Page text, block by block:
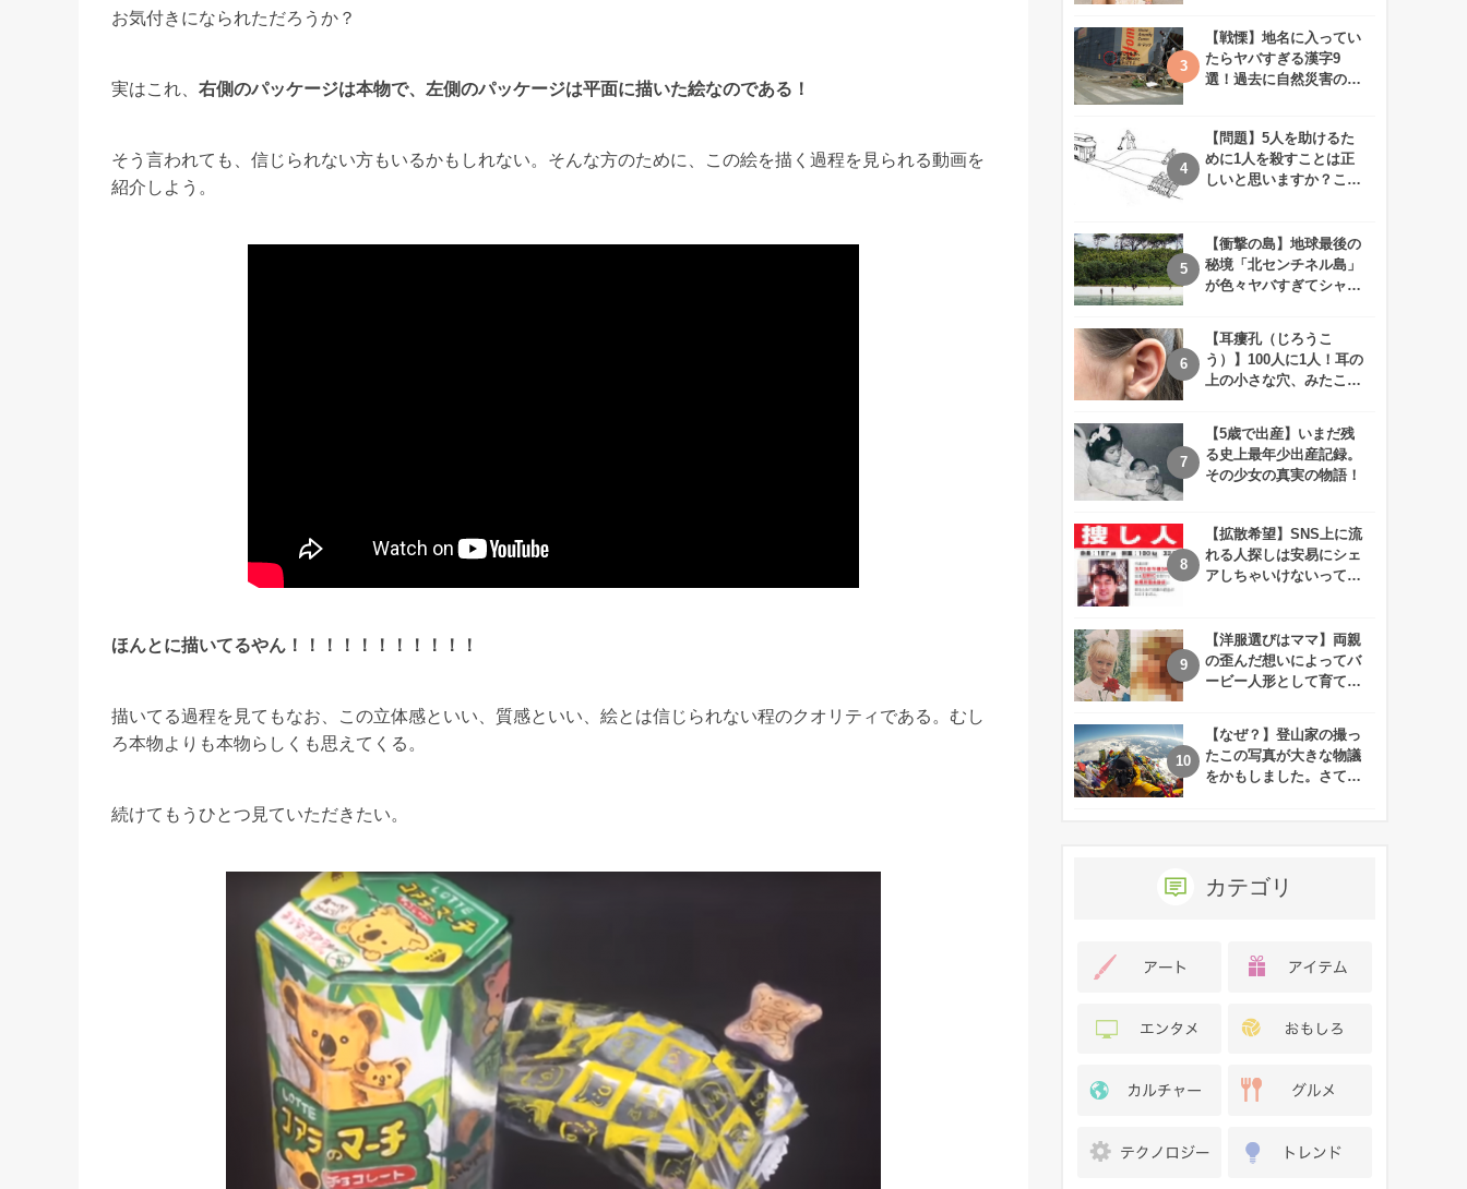
お気付きになられただろうか？
実はこれ、 右側のパッケージは本物で、左側のパッケージは平面に描いた絵なのである！
そう言われても、信じられない方もいるかもしれない。そんな方のために、この絵を描く過程を見られる動画を
紹介しよう。
ほんとに描いてるやん！！！！！！！！！！！
描いてる過程を見てもなお、この立体感といい、質感といい、絵とは信じられない程のクオリティである。むし
ろ本物よりも本物らしくも思えてくる。
続けてもうひとつ見ていただきたい。
【戦慄】地名に入ってい
たらヤバすぎる漢字9
選！過去に自然災害の歴
【問題】5人を助けるた
めに1人を殺すことは正
しいと思いますか？この
【衝撃の島】地球最後の
秘境「北センチネル島」
が色々ヤバすぎてシャレ
【耳瘻孔（じろうこ
う）】100人に1人！耳の
上の小さな穴、みたこと
【5歳で出産】いまだ残
る史上最年少出産記録。
その少女の真実の物語！
【拡散希望】SNS上に流
れる人探しは安易にシェ
アしちゃいけないって知
【洋服選びはママ】両親
の歪んだ想いによってバ
ービー人形として育てら
【なぜ？】登山家の撮っ
たこの写真が大きな物議
をかもしました。さて、
カテゴリ